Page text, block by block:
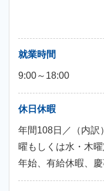
就業時間
9:00～18:00
休日休暇
年間108日／（内訳
曜もしくは水・木
年始、有給休暇、